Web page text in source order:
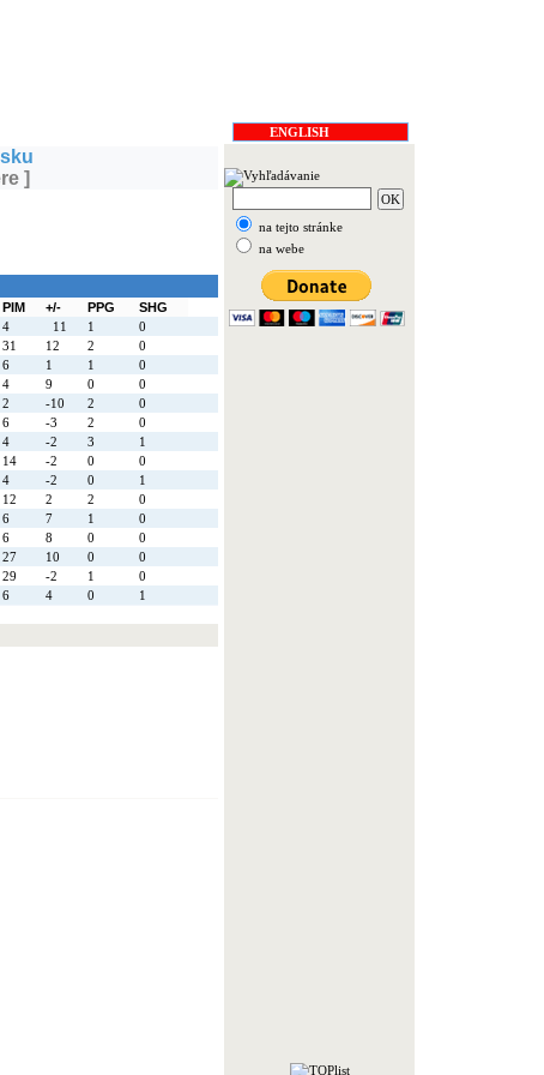
ENGLISH
]
PIM +/- PPG
SHG
4 11 1
0
31 12 2
0
6 1 1
0
4 9 0
0
2 -10 2
0
6 -3 2
0
4 -2 3
1
14 -2 0
0
4 -2 0
1
12 2 2
0
6 7 1
0
6 8 0
0
27 10 0
0
29 -2 1
0
6 4 0 1
na tejto stránke
na webe